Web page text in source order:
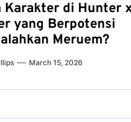
Karakter di Hunter
yang Berpotensi
Meruem?
March 15, 2026